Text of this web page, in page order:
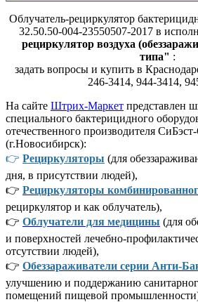
Облучатель-рециркулятор
32.50.50-004-23550507-2017 в
рециркулятор воздуха
типа" :
задать вопросы и купить в
246-3414, 944-3414,
На сайте Штрих-Маркет представлен
специального бактерицидного
отечественного производителя
(г.Новосибирск):
👉 Рециркуляторы (для
дня, в присутствии людей),
👉 Рециркуляторы
рециркулятор и как облучатель),
👉 Облучатели для медицины (для
и поверхностей лечебно-
отсутствии людей),
👉 Обеззараживатели серии Анти-
улучшению и поддержанию
помещений пищевой